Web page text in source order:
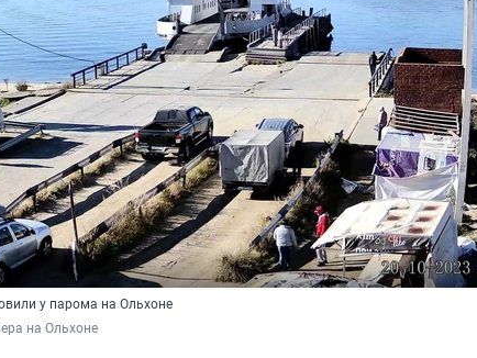
у парома на Ольхоне
на Ольхоне